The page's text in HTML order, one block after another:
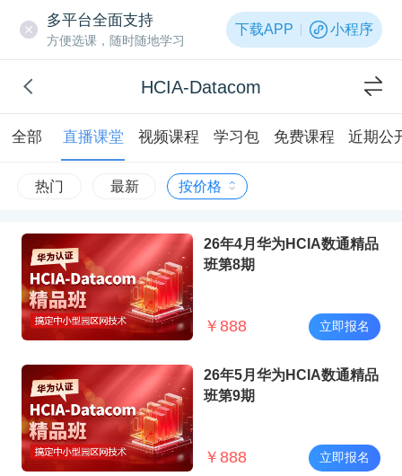
多平台全面支持
方便选课，随时随地学习
下载APP 小程序
HCIA-Datacom
全部 直播课堂 视频课程 学习包 免费课程 近期公
热门 最新 按价格
26年4月华为HCIA数通精品
班第8期
￥ 888 立即报名
26年5月华为HCIA数通精品
班第9期
￥ 888 立即报名